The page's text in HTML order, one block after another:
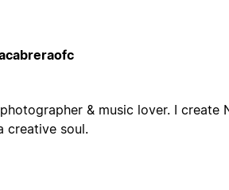
& music lover. I create
creative soul.